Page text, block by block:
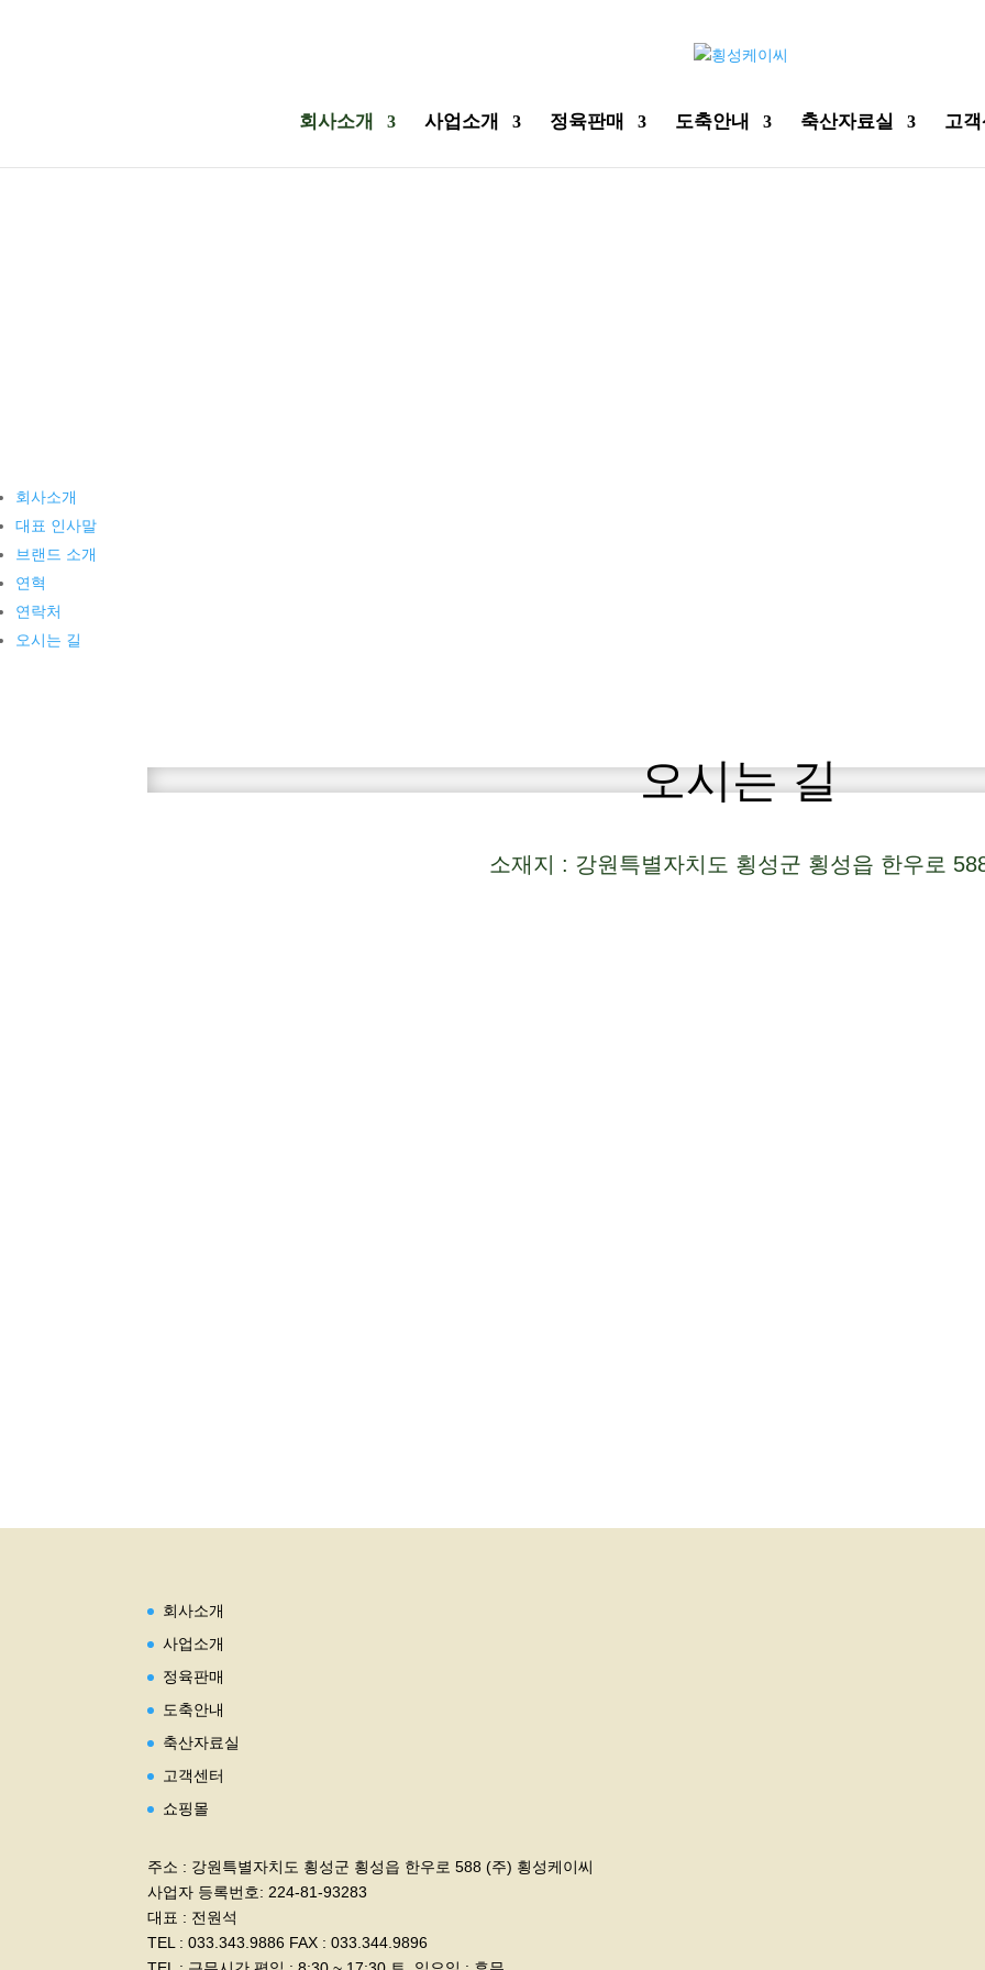
회사소개 사업소개 정육판매 도축안내 축산자료실 고
회사소개
대표 인사말
브랜드 소개
연혁
연락처
오시는 길
오시는 길
소재지 : 강원특별자치도 횡성군 횡성읍 한우로
회사소개
사업소개
정육판매
도축안내
축산자료실
고객센터
쇼핑몰
주소 : 강원특별자치도 횡성군 횡성읍 한우로 588 (주) 횡성케이씨
사업자 등록번호: 224-81-93283
대표 : 전원석
TEL : 033.343.9886 FAX : 033.344.9896